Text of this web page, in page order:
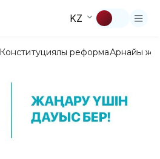
KZ
Конституциялық реформаАрнайы